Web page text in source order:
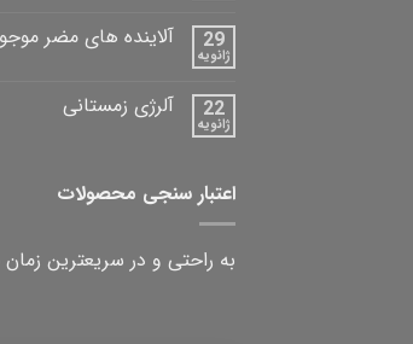
29
ژانویه
آلاینده های مضر
22
ژانویه
آلرژی زمستانی
اعتبار سنجی محصولات
به راحتی و در سریعترین